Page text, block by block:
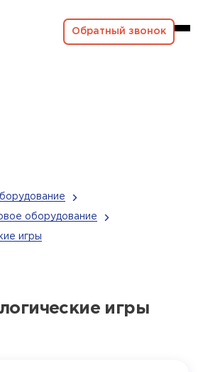
Обратный звонок
оборудование
игры
игры